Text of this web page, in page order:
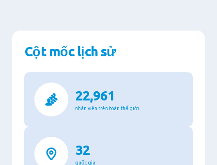
Cột mốc lịch sử
22,961
nhân viên trên toàn thế giới
32
quốc gia